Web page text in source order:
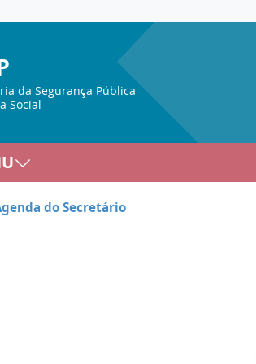
da Segurança Pública
Social
do Secretário